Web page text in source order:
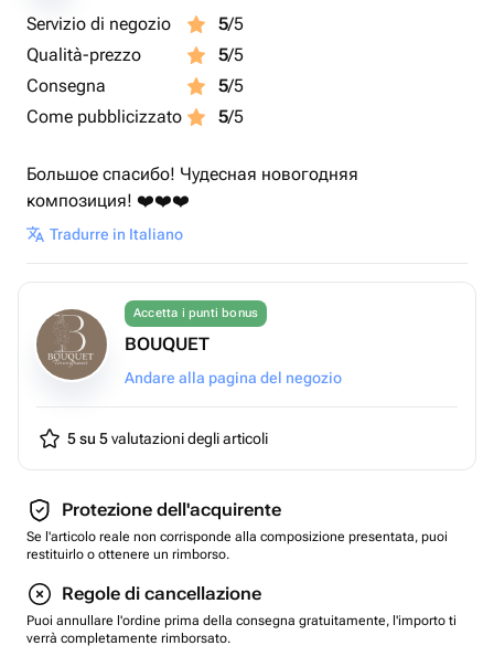
Servizio di negozio 5/5
Qualità-prezzo
5/5
Consegna
5/5
Come pubblicizzato
5/5
Большое спасибо! Чудесная новогодняя
композиция! ❤️❤️❤️
Tradurre in Italiano
Accetta i punti bonus
BOUQUET
Andare alla pagina del negozio
5 su 5valutazioni degli articoli
Protezione dell'acquirente
Se l'articolo reale non corrisponde alla composizione presentata, puoi
restituirlo o ottenere un rimborso.
Regole di cancellazione
Puoi annullare l'ordine prima della consegna gratuitamente, l'importo ti
verrà completamente rimborsato.